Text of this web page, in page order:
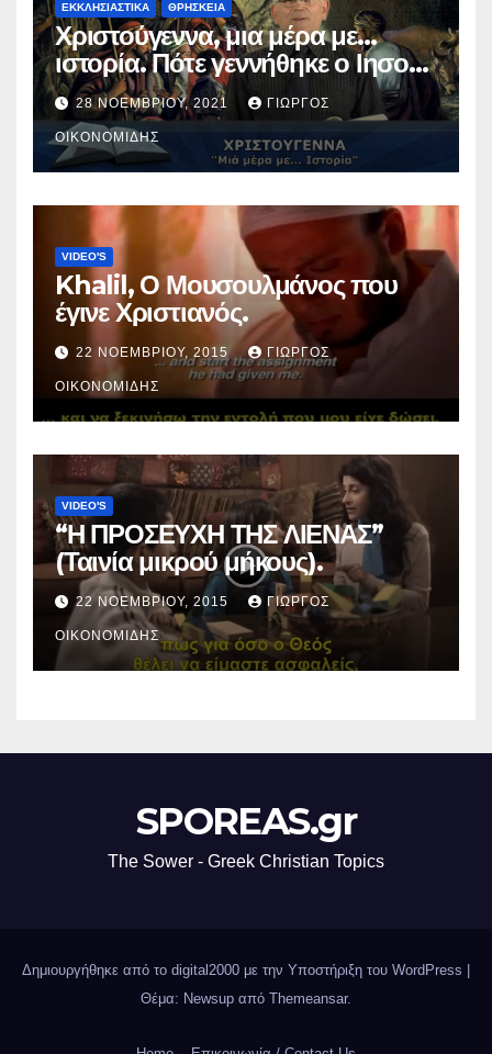
ΕΚΚΛΗΣΙΑΣΤΙΚΑ ΘΡΗΣΚΕΙΑ
Χριστούγεννα, μια μέρα με…
ιστορία. Πότε γεννήθηκε ο Ιησούς
Χριστός; (Βίντεο).
28 ΝΟΕΜΒΡΊΟΥ, 2021 ΓΙΏΡΓΟΣ
ΟΙΚΟΝΟΜΊΔΗΣ
VIDEO'S
Khalil, Ο Μουσουλμάνος που
έγινε Χριστιανός.
22 ΝΟΕΜΒΡΊΟΥ, 2015 ΓΙΏΡΓΟΣ
ΟΙΚΟΝΟΜΊΔΗΣ
VIDEO'S
“Η ΠΡΟΣΕΥΧΗ ΤΗΣ ΛΙΕΝΑΣ”
(Ταινία μικρού μήκους).
22 ΝΟΕΜΒΡΊΟΥ, 2015 ΓΙΏΡΓΟΣ
ΟΙΚΟΝΟΜΊΔΗΣ
SPOREAS.gr
The Sower - Greek Christian Topics
Δημιουργήθηκε από το digital2000 με την Υποστήριξη του WordPress
Θέμα: Newsup από Themeansar.